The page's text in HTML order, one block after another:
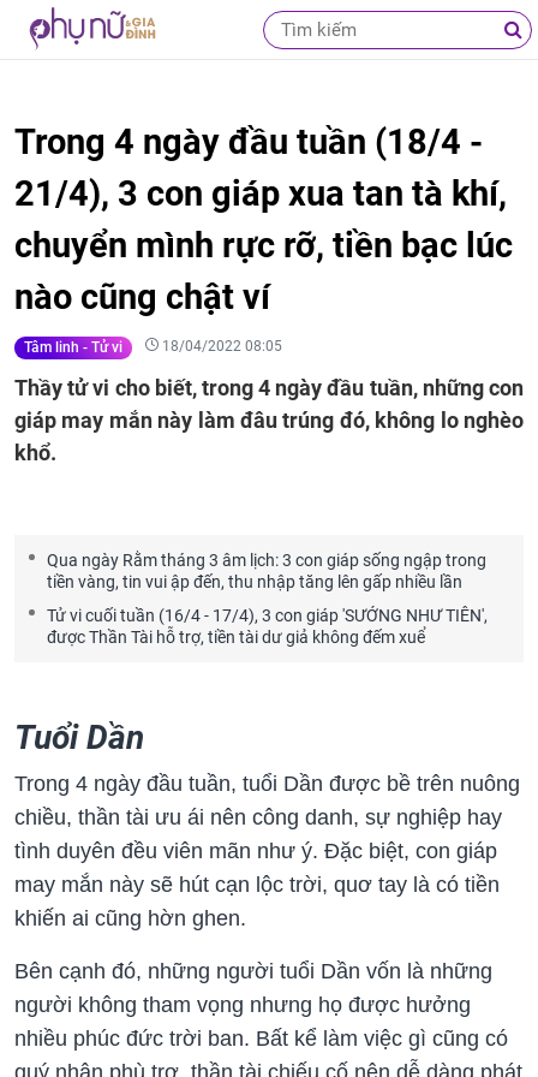
Trong 4 ngày đầu tuần (18/4 -
21/4), 3 con giáp xua tan tà khí,
chuyển mình rực rỡ, tiền bạc lúc
nào cũng chật ví
Tâm linh - Tử vi 18/04/2022 08:05
Thầy tử vi cho biết, trong 4 ngày đầu tuần, những con
giáp may mắn này làm đâu trúng đó, không lo nghèo
khổ.
Qua ngày Rằm tháng 3 âm lịch: 3 con giáp sống ngập trong
tiền vàng, tin vui ập đến, thu nhập tăng lên gấp nhiều lần
Tử vi cuối tuần (16/4 - 17/4), 3 con giáp 'SƯỚNG NHƯ TIÊN',
được Thần Tài hỗ trợ, tiền tài dư giả không đếm xuể
Tuổi Dần
Trong 4 ngày đầu tuần, tuổi Dần được bề trên nuông
chiều, thần tài ưu ái nên công danh, sự nghiệp hay
tình duyên đều viên mãn như ý. Đặc biệt, con giáp
may mắn này sẽ hút cạn lộc trời, quơ tay là có tiền
khiến ai cũng hờn ghen.
Bên cạnh đó, những người tuổi Dần vốn là những
người không tham vọng nhưng họ được hưởng
nhiều phúc đức trời ban. Bất kể làm việc gì cũng có
quý nhân phù trợ, thần tài chiếu cố nên dễ dàng phát